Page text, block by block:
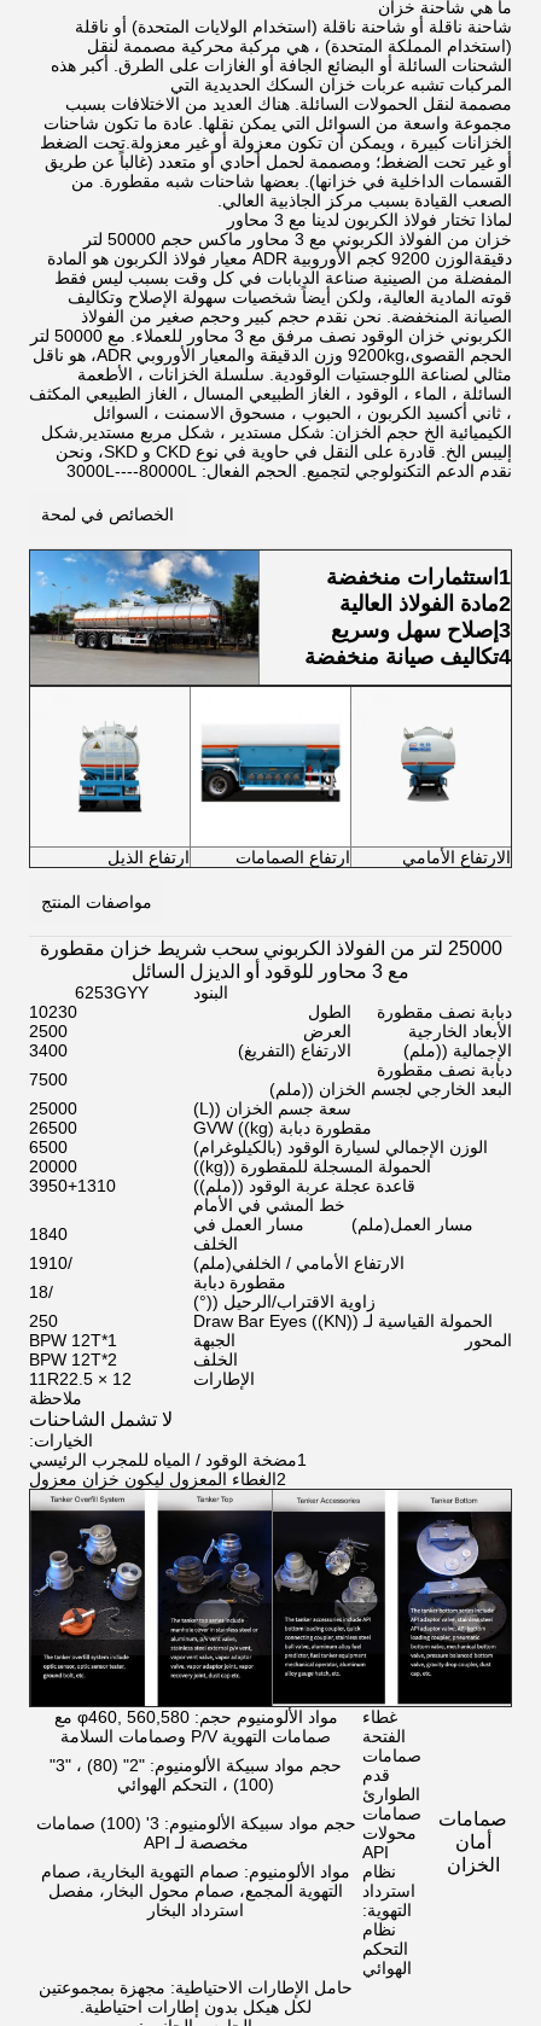
ما هي شاحنة خزان
شاحنة ناقلة أو شاحنة ناقلة (استخدام الولايات المتحدة) أو ناقلة
(استخدام المملكة المتحدة) ، هي مركبة محركية مصممة لنقل
الشحنات السائلة أو البضائع الجافة أو الغازات على الطرق. أكبر هذه
المركبات تشبه عربات خزان السكك الحديدية التي
مصممة لنقل الحمولات السائلة. هناك العديد من الاختلافات بسبب
مجموعة واسعة من السوائل التي يمكن نقلها. عادة ما تكون شاحنات
الخزانات كبيرة ، ويمكن أن تكون معزولة أو غير معزولة.تحت الضغط
أو غير تحت الضغط؛ ومصممة لحمل أحادي أو متعدد (غالباً عن طريق
القسمات الداخلية في خزانها). بعضها شاحنات شبه مقطورة. من
الصعب القيادة بسبب مركز الجاذبية العالي.
لماذا تختار فولاذ الكربون لدينا مع 3 محاور
خزان من الفولاذ الكربوني مع 3 محاور ماكس حجم 50000 لتر
دقيقةالوزن 9200 كجم الأوروبية ADR معيار فولاذ الكربون هو المادة
المفضلة من الصينية صناعة الدبابات في كل وقت بسبب ليس فقط
قوته المادية العالية، ولكن أيضاً شخصيات سهولة الإصلاح وتكاليف
الصيانة المنخفضة. نحن نقدم حجم كبير وحجم صغير من الفولاذ
الكربوني خزان الوقود نصف مرفق مع 3 محاور للعملاء. مع 50000 لتر
الحجم القصوى،9200kg وزن الدقيقة والمعيار الأوروبي ADR، هو ناقل
مثالي لصناعة اللوجستيات الوقودية. سلسلة الخزانات ، الأطعمة
السائلة ، الماء ، الوقود ، الغاز الطبيعي المسال ، الغاز الطبيعي المكثف
، ثاني أكسيد الكربون ، الحبوب ، مسحوق الاسمنت ، السوائل
الكيميائية الخ حجم الخزان: شكل مستدير ، شكل مربع مستدير,شكل
إليبس الخ. قادرة على النقل في حاوية في نوع CKD و SKD، ونحن
نقدم الدعم التكنولوجي لتجميع. الحجم الفعال: 3000L----80000L
الخصائص في لمحة
1استثمارات منخفضة
2مادة الفولاذ العالية
3إصلاح سهل وسريع
4تكاليف صيانة منخفضة
الارتفاع الأمامي ارتفاع الصمامات ارتفاع الذيل
مواصفات المنتج
25000 لتر من الفولاذ الكربوني سحب شريط خزان مقطورة
مع 3 محاور للوقود أو الديزل السائل
البنود
6253GYY
دبابة نصف مقطورة
الأبعاد الخارجية
الإجمالية ((ملم)
الطول
10230
العرض
2500
الارتفاع (التفريغ)
3400
دبابة نصف مقطورة
البعد الخارجي لجسم الخزان ((ملم)
7500
سعة جسم الخزان ((L)
25000
مقطورة دبابة GVW ((kg)
26500
الوزن الإجمالي لسيارة الوقود (بالكيلوغرام)
6500
الحمولة المسجلة للمقطورة ((kg))
20000
قاعدة عجلة عربة الوقود ((ملم))
3950+1310
مسار العمل(ملم)
خط المشي في الأمام
مسار العمل في
الخلف
1840
الارتفاع الأمامي / الخلفي(ملم)
/1910
مقطورة دبابة
زاوية الاقتراب/الرحيل ((°)
/18
الحمولة القياسية لـ Draw Bar Eyes ((KN))
250
المحور
الجبهة
BPW 12T*1
الخلف
BPW 12T*2
الإطارات
11R22.5 × 12
ملاحظة
لا تشمل الشاحنات
الخيارات:
1مضخة الوقود / المياه للمجرب الرئيسي
2الغطاء المعزول ليكون خزان معزول
صمامات
أمان
الخزان
غطاء
الفتحة
مواد الألومنيوم حجم: φ460, 560,580 مع
صمامات التهوية P/V وصمامات السلامة
صمامات
قدم
الطوارئ
حجم مواد سبيكة الألومنيوم: "2" (80) ، "3"
(100) ، التحكم الهوائي
صمامات
محولات
API
حجم مواد سبيكة الألومنيوم: 3' (100) صمامات
مخصصة لـ API
نظام
استرداد
التهوية:
مواد الألومنيوم: صمام التهوية البخارية، صمام
التهوية المجمع، صمام محول البخار، مفصل
استرداد البخار
نظام
التحكم
الهوائي
حامل الإطارات الاحتياطية: مجهزة بمجموعتين
لكل هيكل بدون إطارات احتياطية.